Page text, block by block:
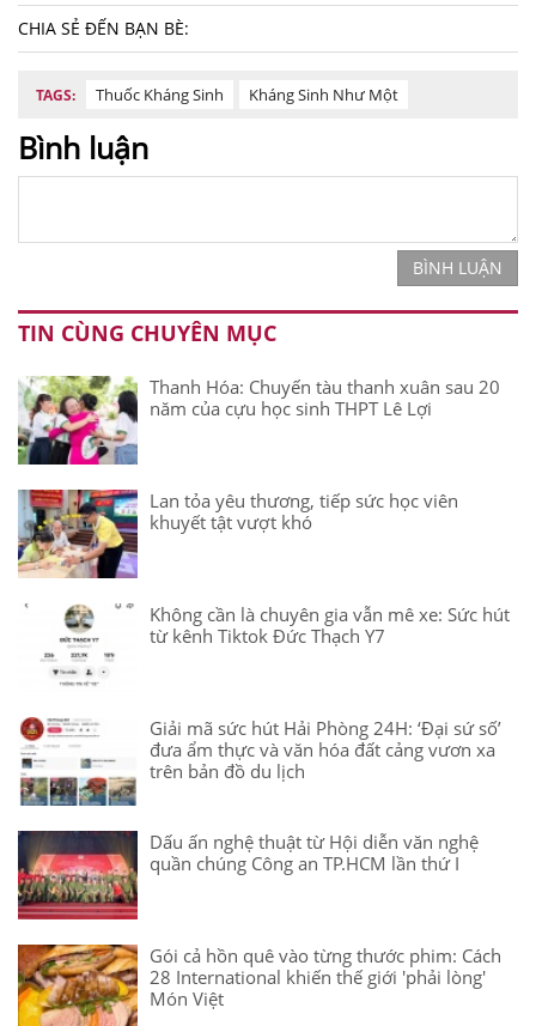
CHIA SẺ ĐẾN BẠN BÈ:
TAGS: Thuốc Kháng Sinh Kháng Sinh Như Một
Bình luận
BÌNH LUẬN
TIN CÙNG CHUYÊN MỤC
Thanh Hóa: Chuyến tàu thanh xuân sau 20
năm của cựu học sinh THPT Lê Lợi
Lan tỏa yêu thương, tiếp sức học viên
khuyết tật vượt khó
Không cần là chuyên gia vẫn mê xe: Sức hút
từ kênh Tiktok Đức Thạch Y7
Giải mã sức hút Hải Phòng 24H: ‘Đại sứ số’
đưa ẩm thực và văn hóa đất cảng vươn xa
trên bản đồ du lịch
Dấu ấn nghệ thuật từ Hội diễn văn nghệ
quần chúng Công an TP.HCM lần thứ I
Gói cả hồn quê vào từng thước phim: Cách
28 International khiến thế giới 'phải lòng'
Món Việt